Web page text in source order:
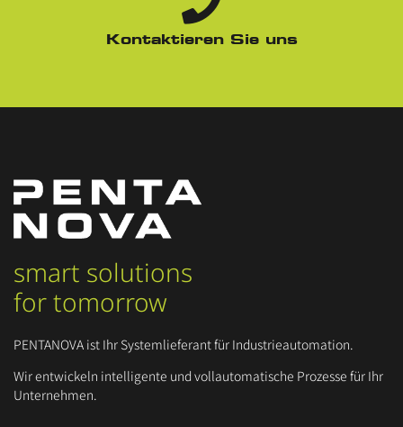
Kontaktieren Sie uns
smart solutions
for tomorrow
PENTANOVA ist Ihr Systemlieferant für Industrieautomation.
Wir entwickeln intelligente und vollautomatische Prozesse für Ihr
Unternehmen.